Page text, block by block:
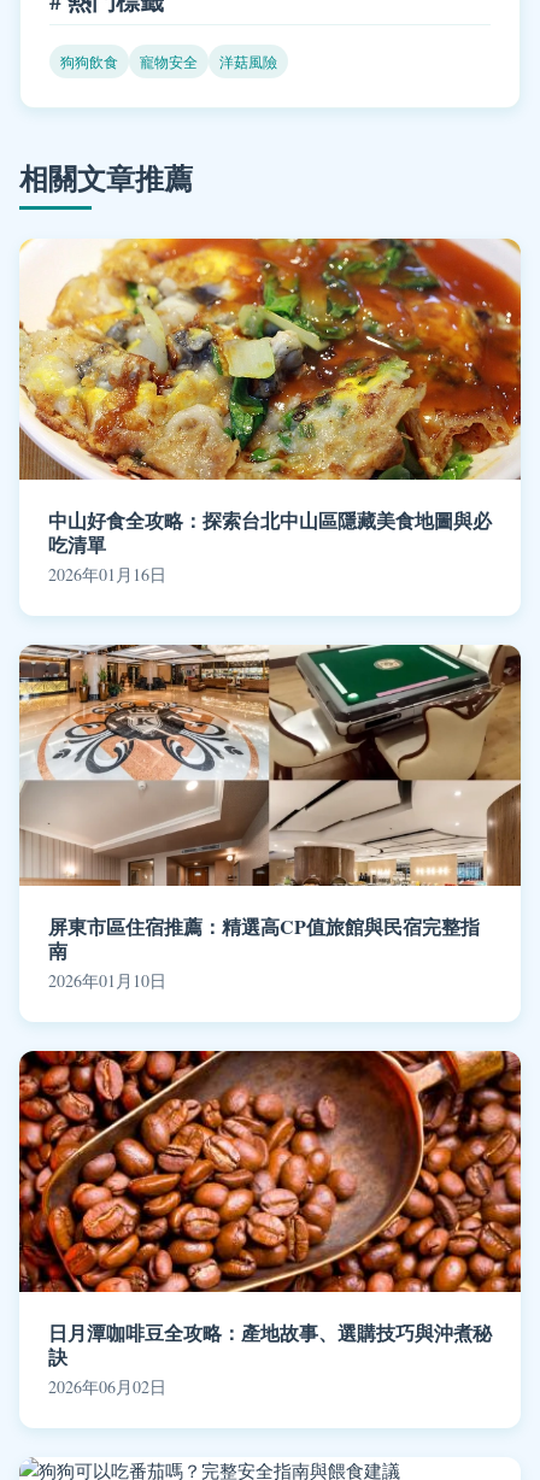
狗狗飲食 寵物安全 洋菇風險
相關文章推薦
中山好食全攻略：探索台北中山區隱藏美食地圖與必
吃清單
2026年01月16日
屏東市區住宿推薦：精選高CP值旅館與民宿完整指
南
2026年01月10日
日月潭咖啡豆全攻略：產地故事、選購技巧與沖煮秘
訣
2026年06月02日